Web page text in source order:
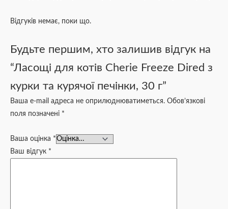
Відгуків немає, поки що.
Будьте першим, хто залишив відгук на
“Ласощі для котів Cherie Freeze Dired з
курки та курячої печінки, 30 г”
Ваша e-mail адреса не оприлюднюватиметься. Обов’язкові
поля позначені *
Ваша оцінка *
Ваш відгук *